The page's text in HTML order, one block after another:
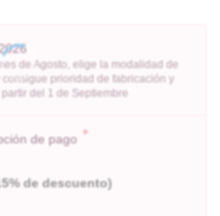
de Agosto, elige la modalidad de
prioridad de fabricación y
del 1 de Septiembre
de pago *
de descuento)